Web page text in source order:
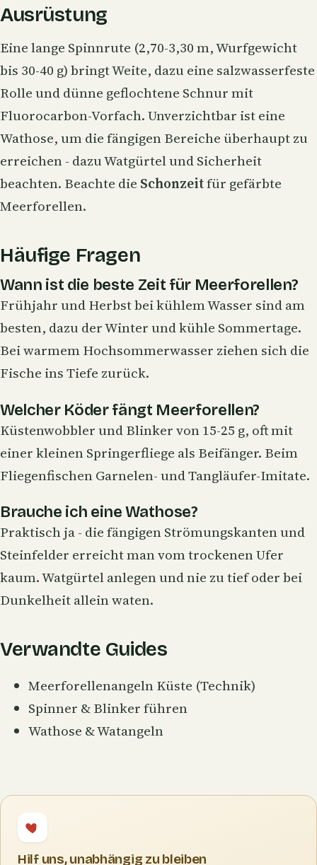
Ausrüstung
Eine lange Spinnrute (2,70-3,30 m, Wurfgewicht
bis 30-40 g) bringt Weite, dazu eine salzwasserfeste
Rolle und dünne geflochtene Schnur mit
Fluorocarbon-Vorfach. Unverzichtbar ist eine
Wathose, um die fängigen Bereiche überhaupt zu
erreichen - dazu Watgürtel und Sicherheit
beachten. Beachte die Schonzeitfür gefärbte
Meerforellen.
Häufige Fragen
Wann ist die beste Zeit für Meerforellen?
Frühjahr und Herbst bei kühlem Wasser sind am
besten, dazu der Winter und kühle Sommertage.
Bei warmem Hochsommerwasser ziehen sich die
Fische ins Tiefe zurück.
Welcher Köder fängt Meerforellen?
Küstenwobbler und Blinker von 15-25 g, oft mit
einer kleinen Springerfliege als Beifänger. Beim
Fliegenfischen Garnelen- und Tangläufer-Imitate.
Brauche ich eine Wathose?
Praktisch ja - die fängigen Strömungskanten und
Steinfelder erreicht man vom trockenen Ufer
kaum. Watgürtel anlegen und nie zu tief oder bei
Dunkelheit allein waten.
Verwandte Guides
Meerforellenangeln Küste (Technik)
Spinner & Blinker führen
Wathose & Watangeln
Hilf uns, unabhängig zu bleiben